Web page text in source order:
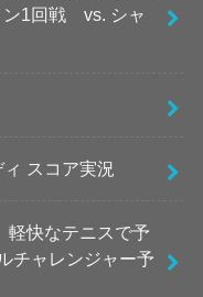
ン1回戦 vs. シャ
スコア実況
軽快なテニスで予
チャレンジャー予